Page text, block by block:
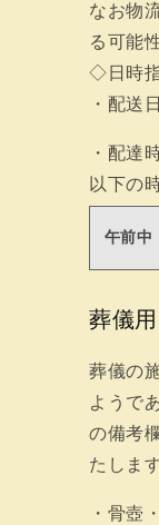
なお物
る可能
◇日時
・配送
・配達
以下の
午前中
葬儀
葬儀の
ようで
の備考
たします
・骨壺